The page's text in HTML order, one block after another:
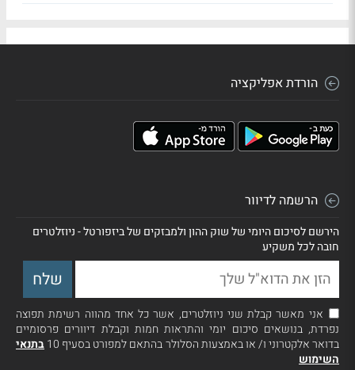
הורדת אפליקציה
הרשמה לדיוור
הירשם לסיכום היומי של שוק ההון ולמבזקים של ביזפורטל - ניוזלטרים
חובה לכל משקיע
אני מאשר קבלת שני ניוזלטרים, אשר כל אחד מהווה רשימת תפוצה
נפרדת, בנושאים סיכום יומי והתראות חמות וקבלת דיוורים פרסומיים
בדואר אלקטרוני ו/ או באמצעות הסלולר בהתאם למפורט בסעיף 10
בתנאי
השימוש